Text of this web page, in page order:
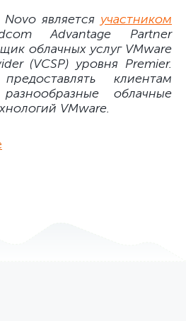
является участником
Advantage Partner
облачных услуг VMware
(VCSP) уровня Premier.
клиентам
облачные
VMware.